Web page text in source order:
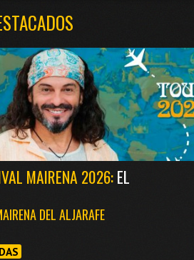
MAIRENA 2026:EL
DEL ALJARAFE